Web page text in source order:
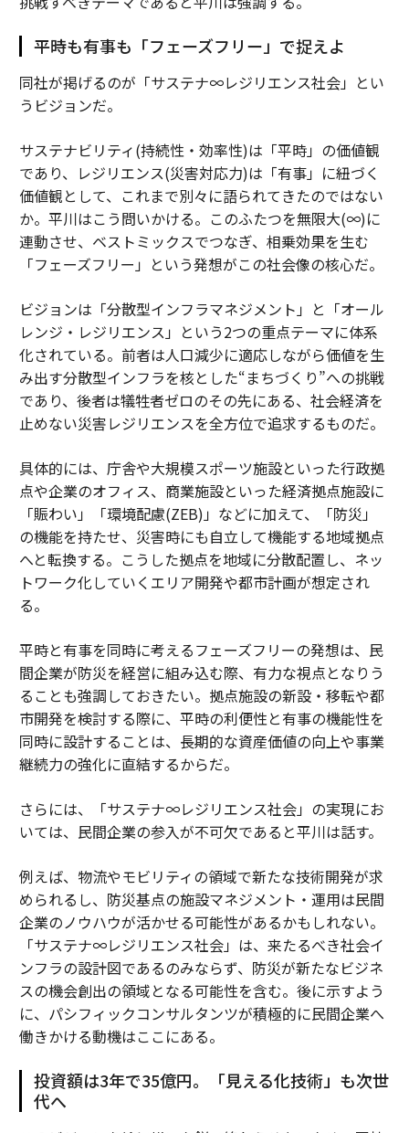
平時も有事も「フェーズフリー」で捉えよ
同社が掲げるのが「サステナ∞レジリエンス社会」とい
うビジョンだ。
サステナビリティ(持続性・効率性)は「平時」の価値観
であり、レジリエンス(災害対応力)は「有事」に紐づく
価値観として、これまで別々に語られてきたのではない
か。平川はこう問いかける。このふたつを無限大(∞)に
連動させ、ベストミックスでつなぎ、相乗効果を生む
「フェーズフリー」という発想がこの社会像の核心だ。
ビジョンは「分散型インフラマネジメント」と「オール
レンジ・レジリエンス」という2つの重点テーマに体系
化されている。前者は人口減少に適応しながら価値を生
み出す分散型インフラを核とした“まちづくり”への挑戦
であり、後者は犠牲者ゼロのその先にある、社会経済を
止めない災害レジリエンスを全方位で追求するものだ。
具体的には、庁舎や大規模スポーツ施設といった行政拠
点や企業のオフィス、商業施設といった経済拠点施設に
「賑わい」「環境配慮(ZEB)」などに加えて、「防災」
の機能を持たせ、災害時にも自立して機能する地域拠点
へと転換する。こうした拠点を地域に分散配置し、ネッ
トワーク化していくエリア開発や都市計画が想定され
る。
平時と有事を同時に考えるフェーズフリーの発想は、民
間企業が防災を経営に組み込む際、有力な視点となりう
ることも強調しておきたい。拠点施設の新設・移転や都
市開発を検討する際に、平時の利便性と有事の機能性を
同時に設計することは、長期的な資産価値の向上や事業
継続力の強化に直結するからだ。
さらには、「サステナ∞レジリエンス社会」の実現にお
いては、民間企業の参入が不可欠であると平川は話す。
例えば、物流やモビリティの領域で新たな技術開発が求
められるし、防災基点の施設マネジメント・運用は民間
企業のノウハウが活かせる可能性があるかもしれない。
「サステナ∞レジリエンス社会」は、来たるべき社会イ
ンフラの設計図であるのみならず、防災が新たなビジネ
スの機会創出の領域となる可能性を含む。後に示すよう
に、パシフィックコンサルタンツが積極的に民間企業へ
働きかける動機はここにある。
投資額は3年で35億円。「見える化技術」も次世
代へ